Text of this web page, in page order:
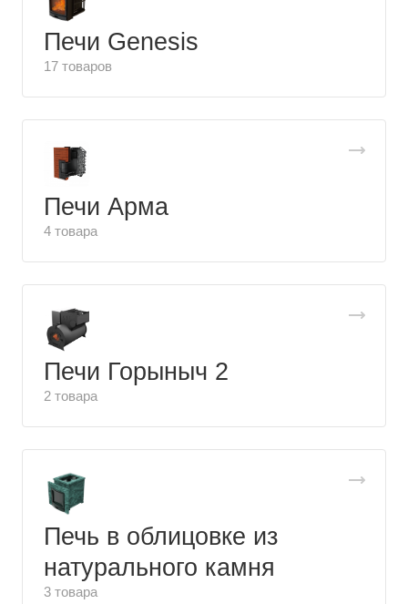
Печи Genesis
17 товаров
Печи Арма
4 товара
Печи Горыныч 2
2 товара
Печь в облицовке из
натурального камня
3 товара